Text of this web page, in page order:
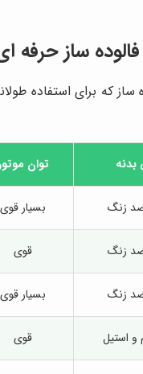
ساز حرفه
که برای استفاده
توان
زنگ بسیار قوی
زنگ قوی
زنگ بسیار قوی
و استیل قوی